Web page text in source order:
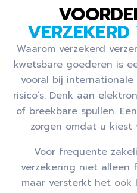
Waarom verzekerd
kwetsbare goederen is
vooral bij
risico’s. Denk aan
of breekbare spullen.
zorgen omdat u kiest
Voor frequente
verzekering niet alleen
maar versterkt het ook